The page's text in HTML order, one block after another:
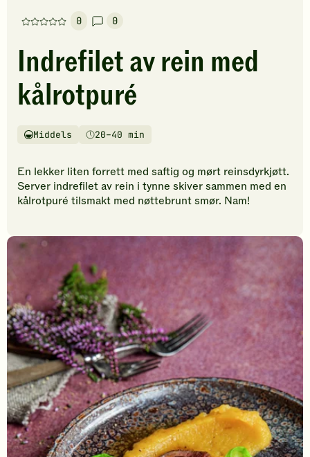
0
Denne
har
foreløpig
ingen
vurderinger.
den
til
å
vurdere
denne
0
Indrefilet av rein med
kålrotpuré
Vanskelighetsgrad
Middels
Tilberedningstid20–40 min
En lekker liten forrett med saftig og mørt reinsdyrkjøtt.
Server indrefilet av rein i tynne skiver sammen med en
kålrotpuré tilsmakt med nøttebrunt smør. Nam!